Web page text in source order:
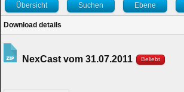
Übersicht Suchen Ebene
Download details
NexCast vom 31.07.2011 Beliebt